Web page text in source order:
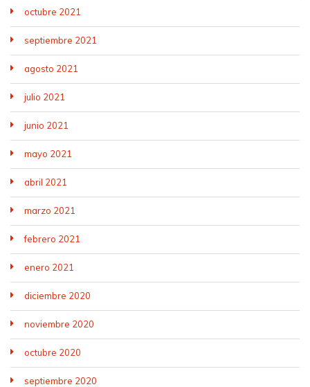
octubre 2021
septiembre 2021
agosto 2021
julio 2021
junio 2021
mayo 2021
abril 2021
marzo 2021
febrero 2021
enero 2021
diciembre 2020
noviembre 2020
octubre 2020
septiembre 2020